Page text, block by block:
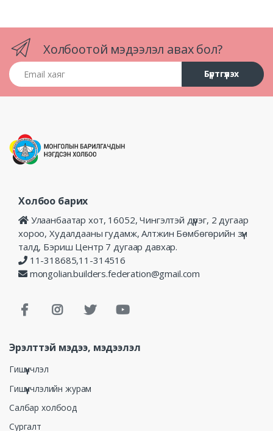
Холбоотой мэдээлэл авах бол?
Email хаяг
Бүртгүүлэх
Холбоо барих
Улаанбаатар хот, 16052, Чингэлтэй дүүрэг, 2 дугаар
хороо, Худалдааны гудамж, Алтжин Бөмбөгөрийн зүүн
талд, Бэриш Центр 7 дугаар давхар.
11-318685,11-314516
mongolian.builders.federation@gmail.com
Эрэлттэй мэдээ, мэдээлэл
Гишүүнчлэл
Гишүүнчлэлийн журам
Салбар холбоод
Сургалт